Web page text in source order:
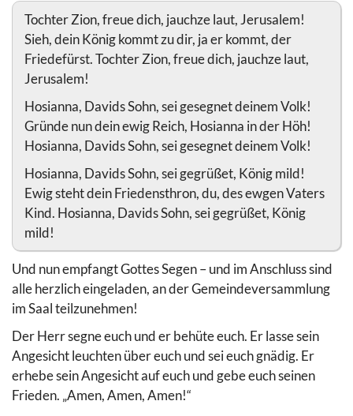
Tochter Zion, freue dich, jauchze laut, Jerusalem!
Sieh, dein König kommt zu dir, ja er kommt, der
Friedefürst. Tochter Zion, freue dich, jauchze laut,
Jerusalem!
Hosianna, Davids Sohn, sei gesegnet deinem Volk!
Gründe nun dein ewig Reich, Hosianna in der Höh!
Hosianna, Davids Sohn, sei gesegnet deinem Volk!
Hosianna, Davids Sohn, sei gegrüßet, König mild!
Ewig steht dein Friedensthron, du, des ewgen Vaters
Kind. Hosianna, Davids Sohn, sei gegrüßet, König
mild!
Und nun empfangt Gottes Segen – und im Anschluss sind
alle herzlich eingeladen, an der Gemeindeversammlung
im Saal teilzunehmen!
Der Herr segne euch und er behüte euch. Er lasse sein
Angesicht leuchten über euch und sei euch gnädig. Er
erhebe sein Angesicht auf euch und gebe euch seinen
Frieden. „Amen, Amen, Amen!“